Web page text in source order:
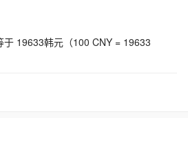
19633韩元（100 CNY = 19633